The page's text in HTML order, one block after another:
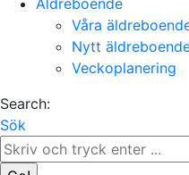
Våra
Nytt
Veckoplanering
Search:
Sök